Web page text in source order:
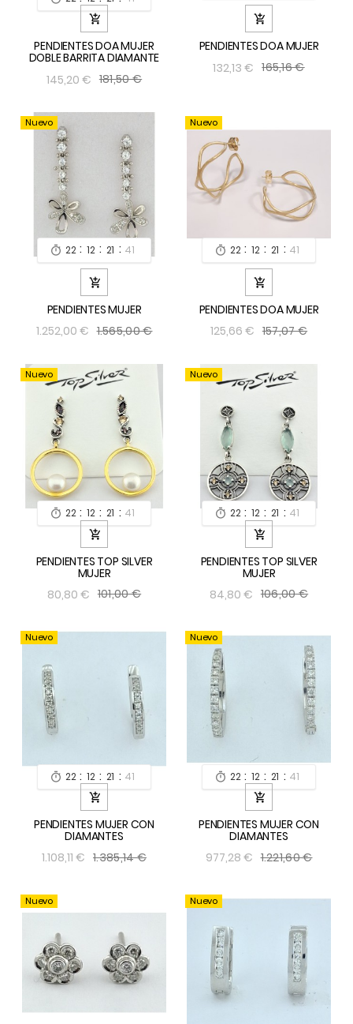

PENDIENTES DOA MUJER
DOBLE BARRITA DIAMANTE
145,20 € 181,50 €

PENDIENTES DOA MUJER
132,13 € 165,16 €
Nuevo
 22 : 12 : 21 : 40

PENDIENTES MUJER
1.252,00 € 1.565,00 €
Nuevo
 22 : 12 : 21 : 40

PENDIENTES DOA MUJER
125,66 € 157,07 €
Nuevo
 22 : 12 : 21 : 40

PENDIENTES TOP SILVER
MUJER
80,80 € 101,00 €
Nuevo
 22 : 12 : 21 : 40

PENDIENTES TOP SILVER
MUJER
84,80 € 106,00 €
Nuevo
 22 : 12 : 21 : 40

PENDIENTES MUJER CON
DIAMANTES
1.108,11 € 1.385,14 €
Nuevo
 22 : 12 : 21 : 40

PENDIENTES MUJER CON
DIAMANTES
977,28 € 1.221,60 €
Nuevo Nuevo